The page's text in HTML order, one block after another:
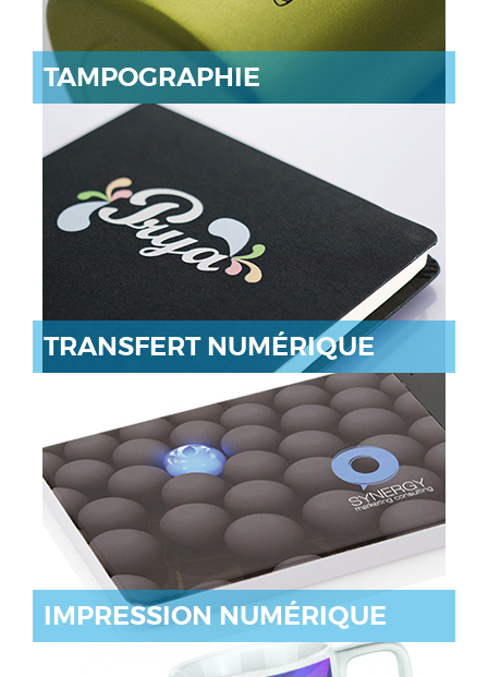
TAMPOGRAPHIE
TRANSFERT NUMÉRIQUE
IMPRESSION NUMÉRIQUE